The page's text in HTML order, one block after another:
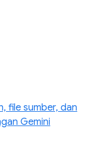
file sumber, dan
Gemini